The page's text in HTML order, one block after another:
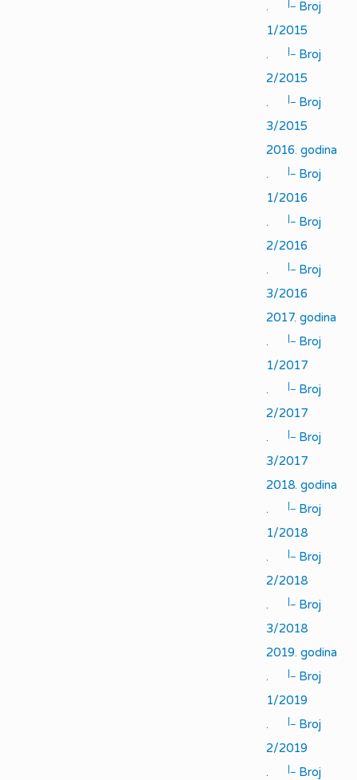
.
Broj
1/2015
.
|_ Broj
2/2015
.
|_ Broj
3/2015
2016. godina
.
|_ Broj
1/2016
.
|_ Broj
2/2016
.
|_ Broj
3/2016
2017. godina
.
|_ Broj
1/2017
.
|_ Broj
2/2017
.
|_ Broj
3/2017
2018. godina
.
|_ Broj
1/2018
.
|_ Broj
2/2018
.
|_ Broj
3/2018
2019. godina
.
|_ Broj
1/2019
.
|_ Broj
2/2019
.
|_ Broj